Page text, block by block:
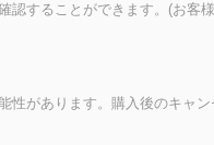
認することができます。(お客
性があります。購入後のキャン